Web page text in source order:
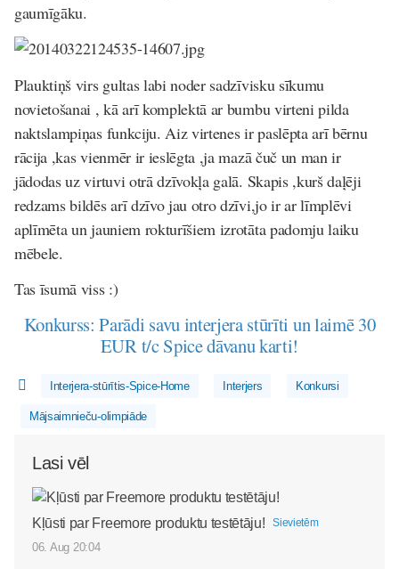
gaumīgāku.
Plauktiņš virs gultas labi noder sadzīvisku sīkumu
novietošanai , kā arī komplektā ar bumbu virteni pilda
naktslampiņas funkciju. Aiz virtenes ir paslēpta arī bērnu
rācija ,kas vienmēr ir ieslēgta ,ja mazā čuč un man ir
jādodas uz virtuvi otrā dzīvokļa galā. Skapis ,kurš daļēji
redzams bildēs arī dzīvo jau otro dzīvi,jo ir ar līmplēvi
aplīmēta un jauniem rokturīšiem izrotāta padomju laiku
mēbele.
Tas īsumā viss :)
Konkurss: Parādi savu interjera stūrīti un laimē 30
EUR t/c Spice dāvanu karti!
Interjera-stūrītis-Spice-Home Interjers Konkursi
Mājsaimnieču-olimpiāde
Lasi vēl
Kļūsti par Freemore produktu testētāju! Sievietēm
06. Aug 20:04